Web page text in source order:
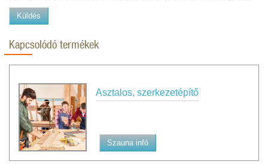
Küldés
Kapcsolódó termékek
Asztalos, szerkezetépítő
Szauna infó